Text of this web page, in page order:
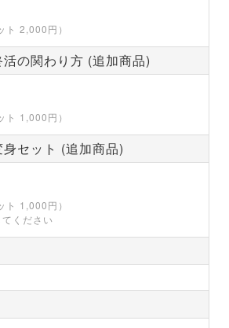
2,000円）
活の関わり方 (追加商品)
1,000円）
セット (追加商品)
1,000円）
ください